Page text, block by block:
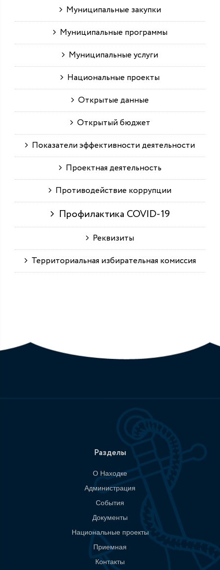
Муниципальные закупки
Муниципальные программы
Муниципальные услуги
Национальные проекты
Открытые данные
Открытый бюджет
Показатели эффективности деятельности
Проектная деятельность
Противодействие коррупции
Профилактика COVID-19
Реквизиты
Территориальная избирательная комиссия
Разделы
О Находке
Администрация
События
Документы
Национальные проекты
Приемная
Контакты